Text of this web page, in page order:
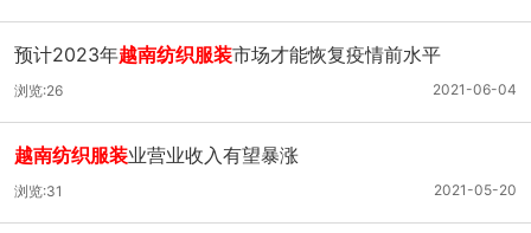
预计2023年越南纺织服装市场才能恢复疫情前水平
2021-06-04
浏览:26
越南纺织服装业营业收入有望暴涨
2021-05-20
浏览:31